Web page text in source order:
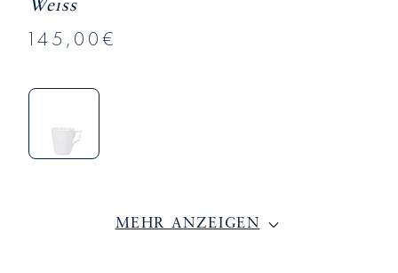
Weiss
145,00€
MEHR ANZEIGEN